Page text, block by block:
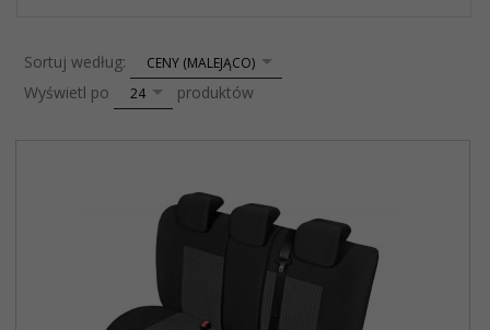
Sortuj według: sortCENY (MALEJĄCO)
Wyświetl po pop24 produktów